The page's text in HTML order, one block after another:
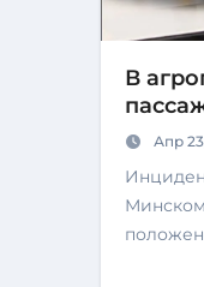
В
Апр
Инцидент произошел 20 апреля около 3.00 в